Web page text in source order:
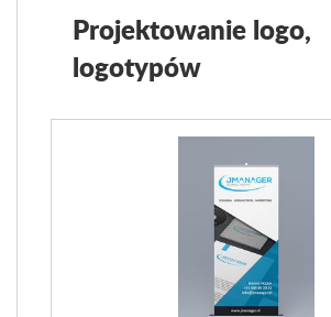
Projektowanie logo,
logotypów